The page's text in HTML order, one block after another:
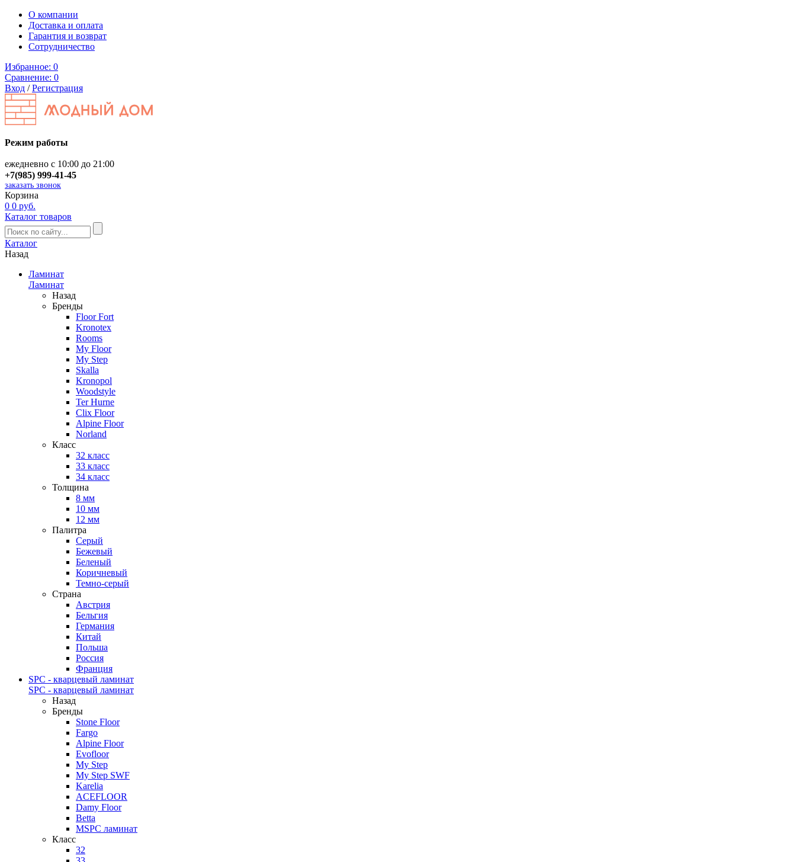
О компании
Доставка и оплата
Гарантия и возврат
Сотрудничество
Избранное: 0
Сравнение: 0
Вход /Регистрация
Режим работы
ежедневно с 10:00 до 21:00
+7(985) 999-41-45
заказать звонок
Корзина
0 0 руб.
Каталог товаров
Каталог
Назад
Ламинат
Ламинат
Назад
Бренды
Floor Fort
Kronotex
Rooms
My Floor
My Step
Skalla
Kronopol
Woodstyle
Ter Hurne
Clix Floor
Alpine Floor
Norland
Класс
32 класс
33 класс
34 класс
Толщина
8 мм
10 мм
12 мм
Палитра
Серый
Бежевый
Беленый
Коричневый
Темно-серый
Страна
Австрия
Бельгия
Германия
Китай
Польша
Россия
Франция
SPC - кварцевый ламинат
SPC - кварцевый ламинат
Назад
Бренды
Stone Floor
Fargo
Alpine Floor
Evofloor
My Step
My Step SWF
Karelia
ACEFLOOR
Damy Floor
Betta
MSPC ламинат
Класс
32